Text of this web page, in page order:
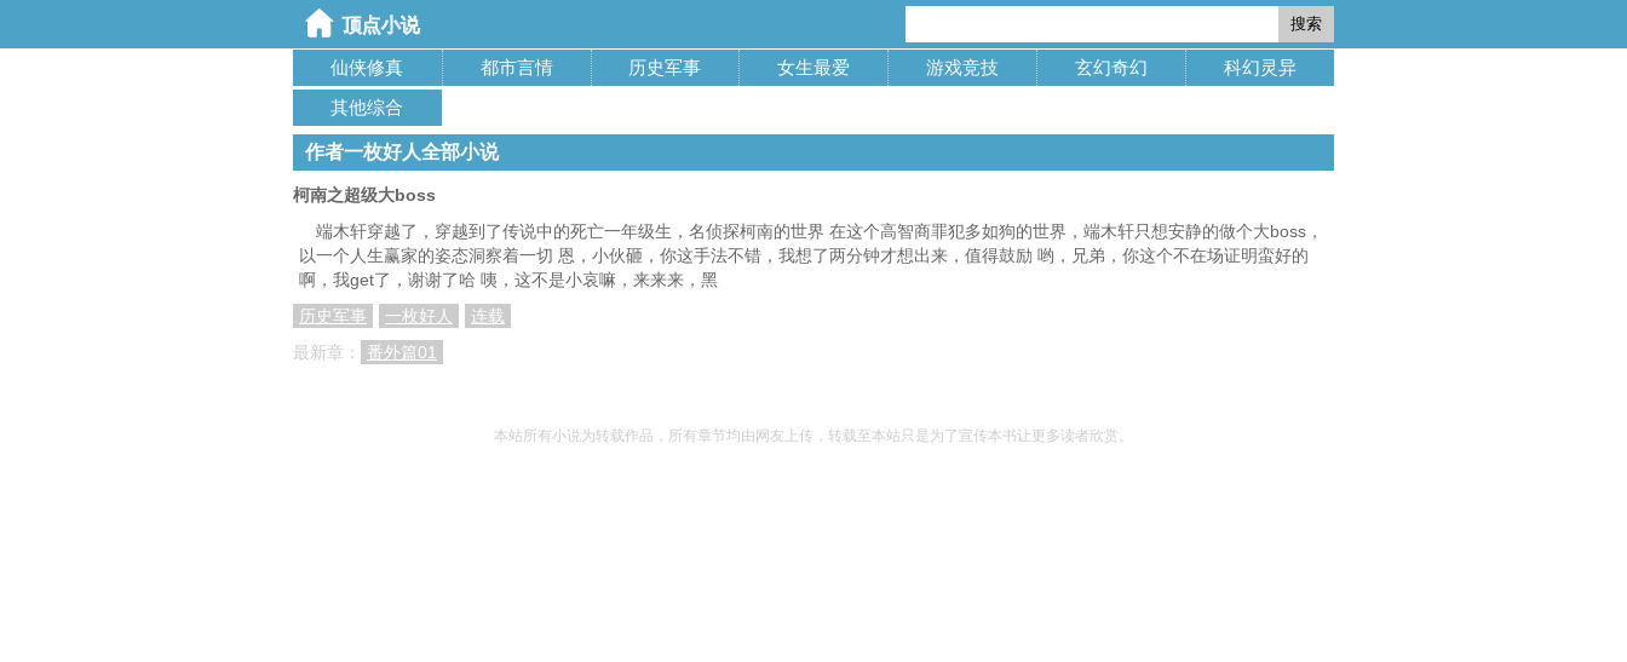
搜索
仙侠修真 都市言情 历史军事 女生最爱 游戏竞技 玄幻奇幻
科幻灵异
其他综合
作者一枚好人全部小说
柯南之超级大boss
端木轩穿越了，穿越到了传说中的死亡一年级生，名侦探柯南的世界 在这个高智商罪犯多如狗的世界，端木轩只想安静的做个大boss，
以一个人生赢家的姿态洞察着一切 恩，小伙砸，你这手法不错，我想了两分钟才想出来，值得鼓励 哟，兄弟，你这个不在场证明蛮好的
啊，我get了，谢谢了哈 咦，这不是小哀嘛，来来来，黑
历史军事
一枚好人
连载
最新章：
番外篇01
本站所有小说为转载作品，所有章节均由网友上传，转载至本站只是为了宣传本书让更多读者欣赏。